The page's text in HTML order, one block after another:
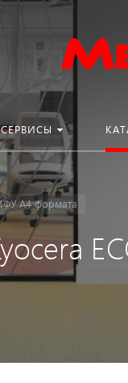
СЕРВИСЫ
A4 формата